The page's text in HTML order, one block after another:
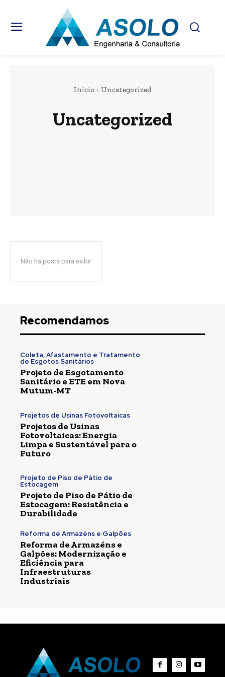
Início Uncategorized
Uncategorized
Não há posts para exibir
Recomendamos
Coleta, Afastamento e Tratamento
de Esgotos Sanitários
Projeto de Esgotamento
Sanitário e ETE em Nova
Mutum-MT
Projetos de Usinas Fotovoltaicas
Projetos de Usinas
Fotovoltaicas: Energia
Limpa e Sustentável para o
Futuro
Projeto de Piso de Pátio de
Estocagem
Projeto de Piso de Pátio de
Estocagem: Resistência e
Durabilidade
Reforma de Armazéns e Galpões
Reforma de Armazéns e
Galpões: Modernização e
Eficiência para
Infraestruturas
Industriais